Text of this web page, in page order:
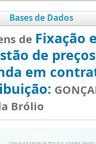
Bases de Dados
de Fixação e
de
em
Brólio